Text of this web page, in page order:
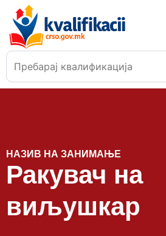
НАЗИВ НА ЗАНИМАЊЕ
Ракувач на
виљушкар